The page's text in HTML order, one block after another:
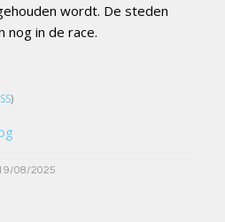
wordt. De steden
nog in de race.
)
08/2025